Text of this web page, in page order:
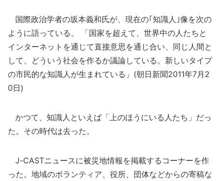
国際政治学者の坂本義和氏が、現在の｢知識人｣像を次の
ように語っている。 「国家を超えて、世界中の人たちと
インターネットを通じて直接意思を通じ合い、同じ人間と
して、どういう社会を作るか議論している。新しいタイプ
の市民的な知識人が生まれている」(朝日新聞2011年7月2
0日)
かつて、知識人といえば「上のほうにいる人たち」だっ
た。その時代は去った。
J-CASTニュースに被災地情報を掲載するコーナーを作
った。地域のボランティア、役所、団体などからの寄稿な